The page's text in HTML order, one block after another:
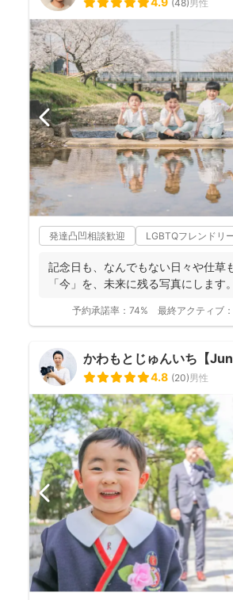
(48)男性
発達凸凹相談歓迎 LGBTQフレンドリ
記念日も、なんでもない日々や仕草
「今」を、未来に残る写真にします。
予約承諾率： 74% 最終アクティブ：
かわもとじゅんいち【
4.8 (20)男性